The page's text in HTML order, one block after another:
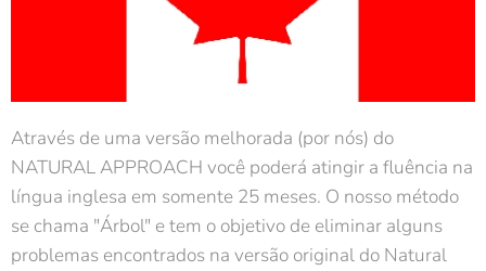
Através de uma versão melhorada (por nós) do
NATURAL APPROACH você poderá atingir a fluência na
língua inglesa em somente 25 meses. O nosso método
se chama "Árbol" e tem o objetivo de eliminar alguns
problemas encontrados na versão original do Natural